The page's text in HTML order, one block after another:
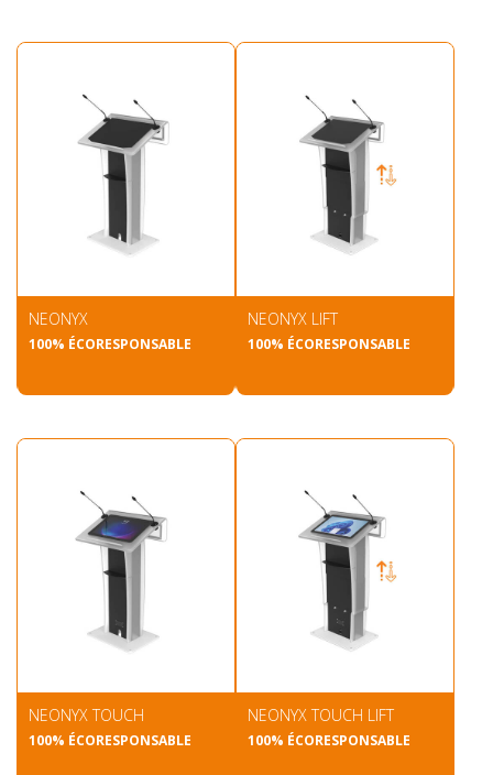
NEONYX
100% ÉCORESPONSABLE
NEONYX LIFT
100% ÉCORESPONSABLE
NEONYX TOUCH
100% ÉCORESPONSABLE
NEONYX TOUCH LIFT
100% ÉCORESPONSABLE